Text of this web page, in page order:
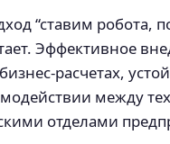
“ставим робота,
Эффективное
расчетах,
между
отделами